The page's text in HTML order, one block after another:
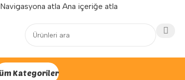
Navigasyona atla Ana içeriğe atla
Yenilenen arayüzümüz ile hizmetinizdeyiz...
Kategoriler